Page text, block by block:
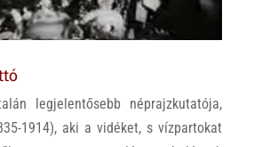
legjelentősebb néprajzkutatója,
1914), aki a vidéket, s vízpartokat